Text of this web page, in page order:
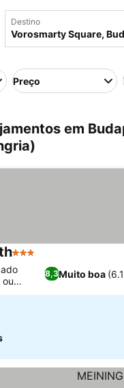
Destino
Preço
em
3 Estrelas
8,3Muito boa